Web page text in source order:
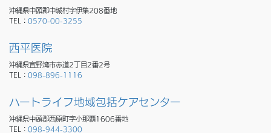
沖縄県中頭郡中城村字伊集208番地
TEL： 0570-00-3255
西平医院
沖縄県宜野湾市赤道2丁目2番2号
TEL： 098-896-1116
ハートライフ地域包括ケアセンター
沖縄県中頭郡西原町字小那覇1606番地
TEL： 098-944-3300